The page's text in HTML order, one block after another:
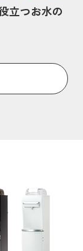
立つお水の